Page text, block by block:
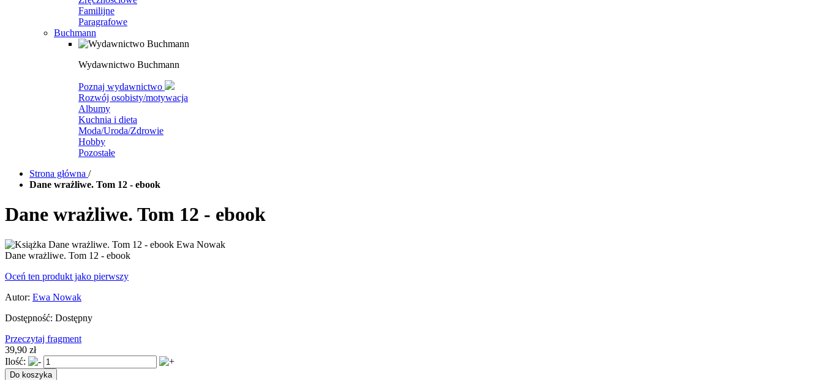
Familijne
Paragrafowe
Buchmann
Wydawnictwo Buchmann
Poznaj wydawnictwo
Rozwój osobisty/motywacja
Albumy
Kuchnia i dieta
Moda/Uroda/Zdrowie
Hobby
Pozostałe
Strona główna /
Dane wrażliwe. Tom 12 - ebook
Dane wrażliwe. Tom 12 - ebook
Dane wrażliwe. Tom 12 - ebook
Oceń ten produkt jako pierwszy
Autor: Ewa Nowak
Dostępność: Dostępny
Przeczytaj fragment
39,90 zł
Ilość:
Do koszyka